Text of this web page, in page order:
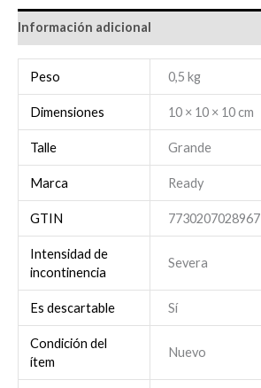
Información adicional
Peso 0,5 kg
Dimensiones 10 × 10 × 10 cm
Talle Grande
Marca Ready
GTIN 7730207028967
Intensidad de
incontinencia
Severa
Es descartable Sí
Condición del
ítem
Nuevo